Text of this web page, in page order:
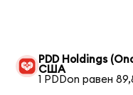
PDD Holdings
США
1 PDDon равен